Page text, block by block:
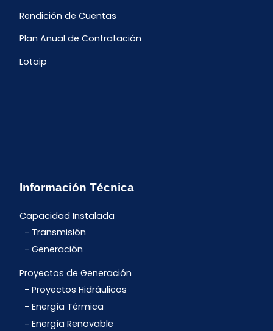
Rendición de Cuentas
Plan Anual de Contratación
Lotaip
Información Técnica
Capacidad Instalada
Transmisión
Generación
Proyectos de Generación
Proyectos Hidráulicos
Energía Térmica
Energía Renovable